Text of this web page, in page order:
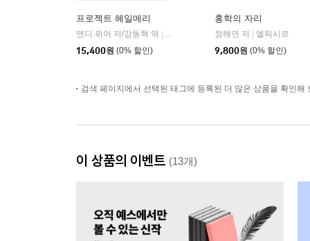
프로젝트 헤일메리
앤디 위어 저/강동혁 역 |
알에이치코리아(RHK)
15,400원 (0% 할인)
홍학의 자리
정해연 저 | 엘릭시르
9,800원 (0% 할인)
검색 페이지에서 선택된 태그에 등록된 더 많은 상품을 확인해
이 상품의 이벤트 (13개)